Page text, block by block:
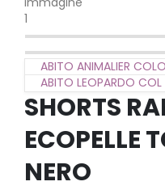
ABITO ANIMALIER
ABITO LEOPARDO
SHORTS
ECOPELLE
NERO